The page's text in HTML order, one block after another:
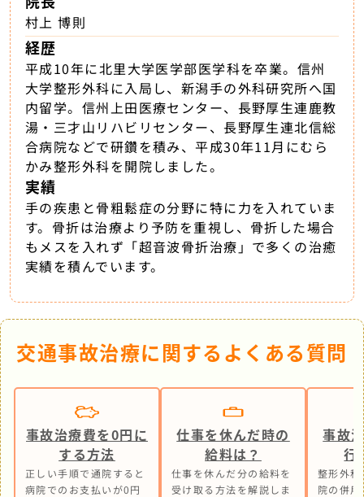
村上 博則
経歴
平成10年に北里大学医学部医学科を卒業。信州
大学整形外科に入局し、新潟手の外科研究所へ国
内留学。信州上田医療センター、長野厚生連鹿教
湯・三才山リハビリセンター、長野厚生連北信総
合病院などで研鑽を積み、平成30年11月にむら
かみ整形外科を開院しました。
実績
手の疾患と骨粗鬆症の分野に特に力を入れていま
す。骨折は治療より予防を重視し、骨折した場合
もメスを入れず「超音波骨折治療」で多くの治癒
実績を積んでいます。
交通事故治療に関するよくある質問
事故治療費を0円に
する方法
正しい手順で通院すると
病院でのお支払いが0円
仕事を休んだ時の
給料は？
仕事を休んだ分の給料を
受け取る方法を解説しま
事故
行
整形外
院の併